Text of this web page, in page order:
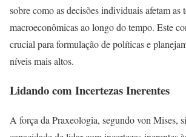
sobre como as decisões individuais afetam as
macroeconômicas ao longo do tempo. Este
crucial para formulação de políticas e
níveis mais altos.
Lidando com Incertezas Inerentes
A força da Praxeologia, segundo von Mises,